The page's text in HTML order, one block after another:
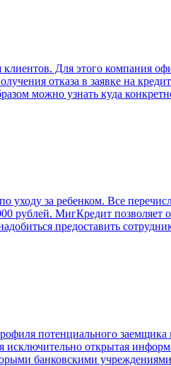
Для этого компания
отказа в заявке на
можно узнать куда
за ребенком. Все
рублей. МигКредит позволяет
предоставить
потенциального
открытая
банковскими